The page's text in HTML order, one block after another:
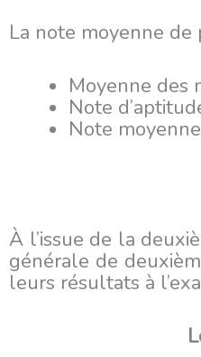
La note moyenne de
Moyenne des
Note
Note
À l’issue de la
générale de
leurs résultats à